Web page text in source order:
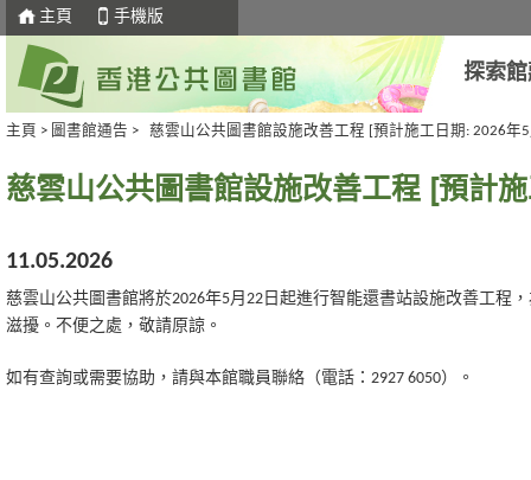
主頁 手機版
探索
主頁 > 圖書館通告 > 慈雲山公共圖書館設施改善工程 [預計施工日期: 2026年
慈雲山公共圖書館設施改善工程 [預計
11.05.2026
慈雲山公共圖書館將於2026年5月22日起進行智能還書站設施改善工
滋擾。不便之處，敬請原諒。
如有查詢或需要協助，請與本館職員聯絡（電話：2927 6050）。